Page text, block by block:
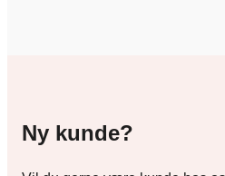
Ny kunde?